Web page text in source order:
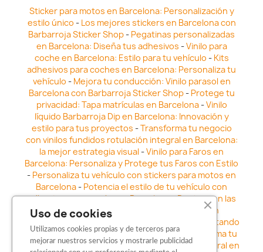
Sticker para motos en Barcelona: Personalización y
estilo único - Los mejores stickers en Barcelona con
Barbarroja Sticker Shop- Pegatinas personalizadas
en Barcelona: Diseña tus adhesivos -Vinilo para
coche en Barcelona: Estilo para tu vehículo - Kits
adhesivos para coches en Barcelona: Personaliza tu
vehículo - Mejora tu conducción: Vinilo parasol en
Barcelona con Barbarroja Sticker Shop- Protege tu
privacidad: Tapa matrículas en Barcelona-Vinilo
líquido Barbarroja Dip en Barcelona: Innovación y
estilo para tus proyectos -Transforma tu negocio
con vinilos fundidos rotulación integral en Barcelona:
la mejor estrategia visual -Vinilo para Faros en
Barcelona: Personaliza y Protege tus Faros con Estilo
- Personaliza tu vehículo con stickers para motos en
Barcelona- Potencia el estilo de tu vehículo con
adhesivos para coche en Barcelona-Destaca en las
calles: Los Mejores stickers para coches en
Vinilo para faros en Barcelona: Resaltando
la Estética y Seguridad del Automóvil- Transforma tu
vehículo con los vinilos fundidos rotulación integral en
Uso de cookies
Utilizamos cookies propias y de terceros para
mejorar nuestros servicios y mostrarle publicidad